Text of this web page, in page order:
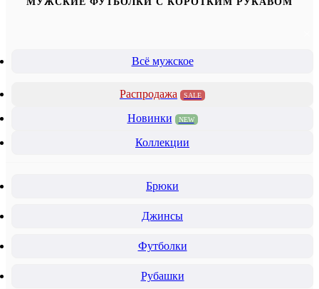
Всё мужское
Распродажа SALE
Новинки NEW
Коллекции
Брюки
Джинсы
Футболки
Рубашки